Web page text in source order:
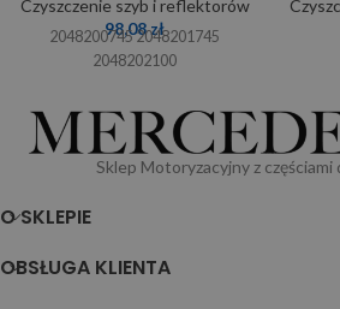
Czyszczenie szyb i reflektorów
98,08zł
2048200745 2048201745
2048202100
Sklep Motoryzacyjny z częściami
O SKLEPIE
OBSŁUGA KLIENTA